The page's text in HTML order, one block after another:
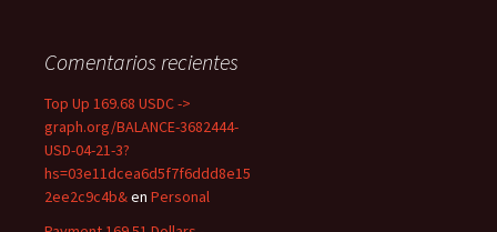
Comentarios recientes
Top Up 169.68 USDC ->
graph.org/BALANCE-3682444-
USD-04-21-3?
hs=03e11dcea6d5f7f6ddd8e15
2ee2c9c4b&en Personal